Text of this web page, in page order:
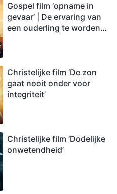
Gospel film ‘opname in
gevaar’ | De ervaring van
een ouderling te worden
Christelijke film ‘De zon
gaat nooit onder voor
integriteit’
Christelijke film ‘Dodelijke
onwetendheid’